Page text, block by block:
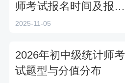
师考试报名时间及报名
官网
2025-11-05
2026年初中级统计师考
试题型与分值分布